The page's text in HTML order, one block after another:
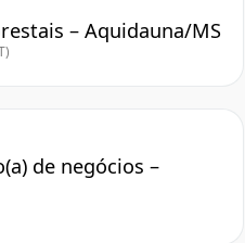
– Aquidauna/MS
de negócios –